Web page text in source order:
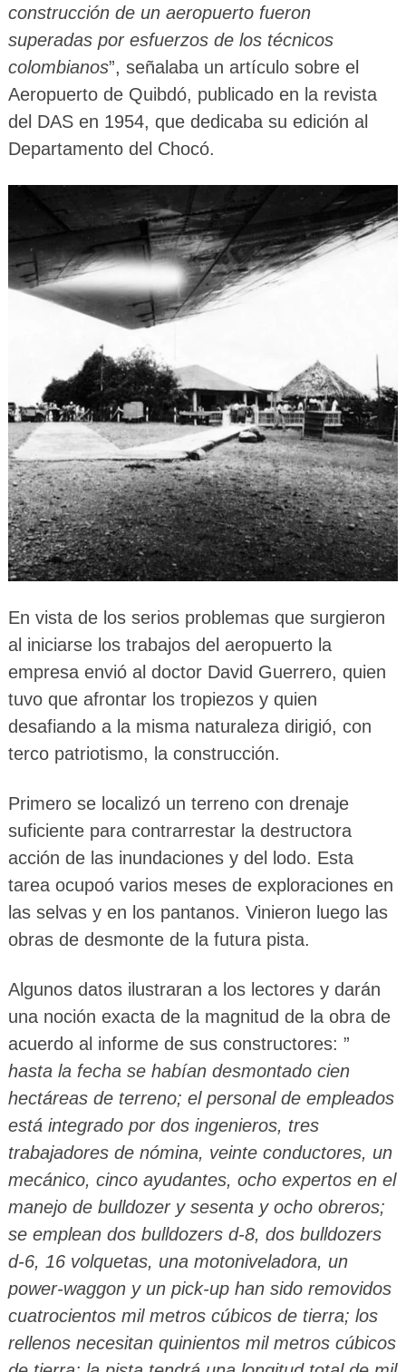
construcción de un aeropuerto fueron
superadas por esfuerzos de los técnicos
colombianos”, señalaba un artículo sobre el
Aeropuerto de Quibdó, publicado en la revista
del DAS en 1954, que dedicaba su edición al
Departamento del Chocó.
En vista de los serios problemas que surgieron
al iniciarse los trabajos del aeropuerto la
empresa envió al doctor David Guerrero, quien
tuvo que afrontar los tropiezos y quien
desafiando a la misma naturaleza dirigió, con
terco patriotismo, la construcción.
Primero se localizó un terreno con drenaje
suficiente para contrarrestar la destructora
acción de las inundaciones y del lodo. Esta
tarea ocupoó varios meses de exploraciones en
las selvas y en los pantanos. Vinieron luego las
obras de desmonte de la futura pista.
Algunos datos ilustraran a los lectores y darán
una noción exacta de la magnitud de la obra de
acuerdo al informe de sus constructores: ”
hasta la fecha se habían desmontado cien
hectáreas de terreno; el personal de empleados
está integrado por dos ingenieros, tres
trabajadores de nómina, veinte conductores, un
mecánico, cinco ayudantes, ocho expertos en el
manejo de bulldozer y sesenta y ocho obreros;
se emplean dos bulldozers d-8, dos bulldozers
d-6, 16 volquetas, una motoniveladora, un
power-waggon y un pick-up han sido removidos
cuatrocientos mil metros cúbicos de tierra; los
rellenos necesitan quinientos mil metros cúbicos